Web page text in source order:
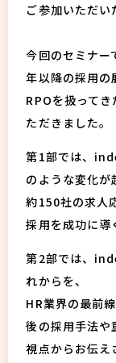
ご参加いただい
今回のセミナ
年以降の採用の
RPOを扱って
ただきました。
第1部では、
のような変化が
約150社の求人
採用を成功に導
第2部では、
れからを、
HR業界の最前
後の採用手法や
視点からお伝え